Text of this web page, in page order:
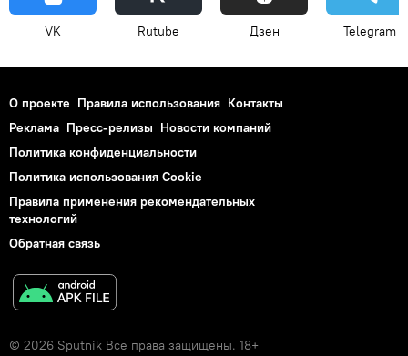
VK Rutube Дзен Telegram
О проекте Правила использования Контакты
Реклама Пресс-релизы Новости компаний
Политика конфиденциальности
Политика использования Cookie
Правила применения рекомендательных
технологий
Обратная связь
© 2026 Sputnik Все права защищены. 18+